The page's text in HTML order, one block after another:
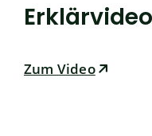
Zum Video